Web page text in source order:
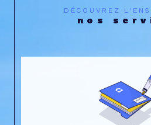
DÉCOUVREZ